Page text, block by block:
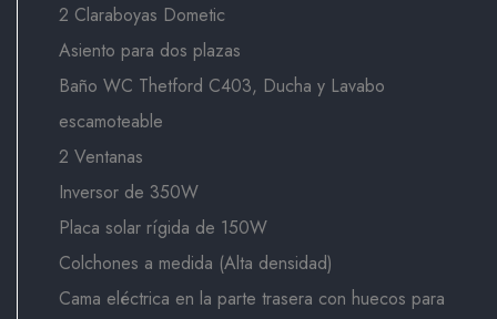
2 Claraboyas Dometic
Asiento para dos plazas
Baño WC Thetford C403, Ducha y Lavabo
escamoteable
2 Ventanas
Inversor de 350W
Placa solar rígida de 150W
Colchones a medida (Alta densidad)
Cama eléctrica en la parte trasera con huecos para